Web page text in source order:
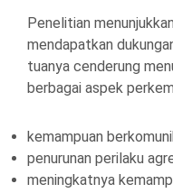
Penelitian
mendapatkan
tuanya cenderung
berbagai aspek
kemampuan
penurunan perilaku
meningkatnya